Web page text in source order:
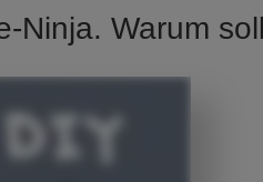
Ninja. Warum